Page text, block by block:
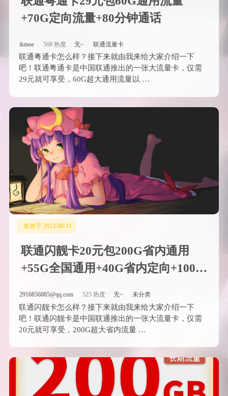
+70G定向流量+80分钟通话
ikmoe 568 热度 无~ 联通流量卡
联通粤通卡怎么样？接下来就由我来给大家介绍一下
吧！联通粤通卡是中国联通推出的一张大流量卡，仅需
29元就可享受，60G超大通用流量以 …
发布于 2023-08-11
联通闪靓卡20元包200G省内通用
+55G全国通用+40G省内定向+100分
2916856885@qq.com 525 热度 无~ 未分类
联通闪靓卡怎么样？接下来就由我来给大家介绍一下
吧！联通闪靓卡是中国联通推出的一张大流量卡，仅需
20元就可享受，200G超大省内流量 …